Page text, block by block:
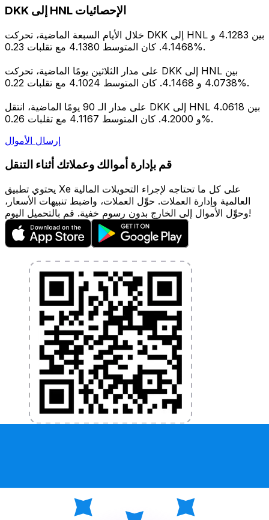
DKK إلى HNL الإحصائيات
خلال الأيام السبعة الماضية، تحركت DKK إلى HNL بين 4.1283 و
4.1468. كان المتوسط 4.1380 مع تقلبات 0.23%.
على مدار الثلاثين يومًا الماضية، تحركت DKK إلى HNL بين
4.0738 و 4.1468. كان المتوسط 4.1024 مع تقلبات 0.22%.
على مدار الـ 90 يومًا الماضية، انتقل DKK إلى HNL بين 4.0618
و 4.2000. كان المتوسط 4.1167 مع تقلبات 0.26%.
إرسال الأموال
قم بإدارة أموالك وعملاتك أثناء التنقل
يحتوي تطبيق Xe على كل ما تحتاجه لإجراء التحويلات المالية
العالمية وإدارة العملات. حوِّل العملات، واضبط تنبيهات الأسعار،
وحوِّل الأموال إلى الخارج بدون رسوم خفية. قم بالتحميل اليوم!